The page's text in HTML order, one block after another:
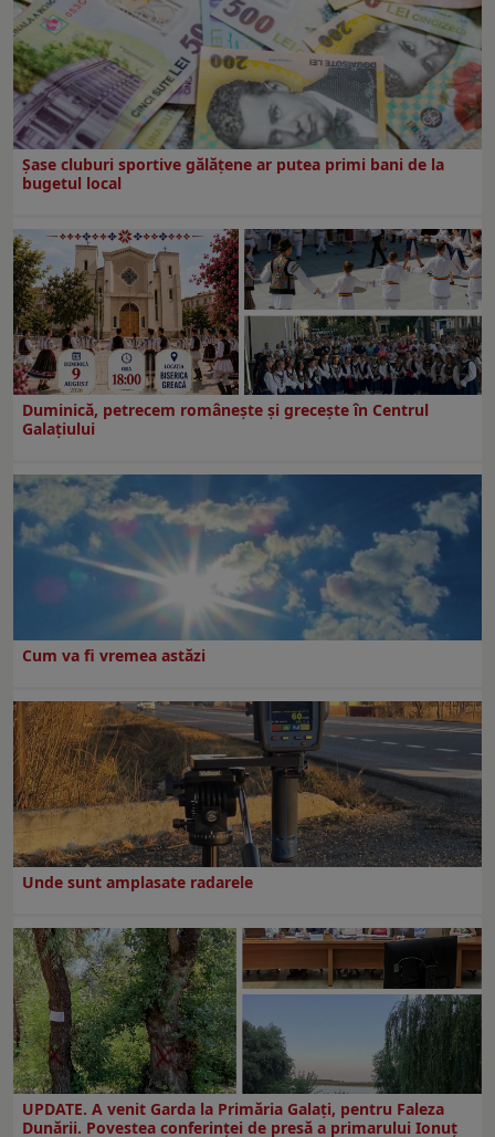
Şase cluburi sportive gălăţene ar putea primi bani de la
bugetul local
Duminică, petrecem româneşte şi greceşte în Centrul
Galaţiului
Cum va fi vremea astăzi
Unde sunt amplasate radarele
UPDATE. A venit Garda la Primăria Galaţi, pentru Faleza
Dunării. Povestea conferinţei de presă a primarului Ionuţ